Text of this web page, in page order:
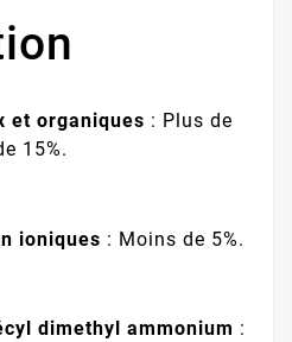
et organiques : Plus de
15%.
ioniques : Moins de 5%.
dimethyl ammonium :